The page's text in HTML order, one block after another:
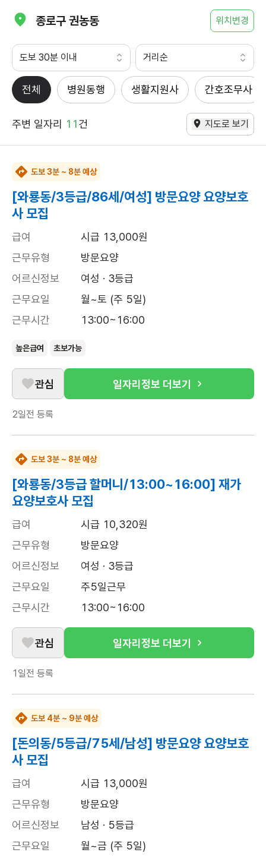
종로구 권농동 위치변경
도보 30분 이내 거리순
전체 병원동행 생활지원사 간호조무사
주변 일자리 11건 지도로 보기
도보 3분 ~ 8분 예상
[와룡동/3등급/86세/여성] 방문요양 요양보호
사 모집
급여
시급 13,000원
근무유형
방문요양
어르신정보
여성 · 3등급
근무요일
월~토 (주 5일)
근무시간
13:00~16:00
높은급여 초보가능
관심 일자리정보 더보기
2일전 등록
도보 3분 ~ 8분 예상
[와룡동/3등급 할머니/13:00~16:00] 재가
요양보호사 모집
급여
시급 10,320원
근무유형
방문요양
어르신정보
여성 · 3등급
근무요일
주5일근무
근무시간
13:00~16:00
관심 일자리정보 더보기
1일전 등록
도보 4분 ~ 9분 예상
[돈의동/5등급/75세/남성] 방문요양 요양보호
사 모집
급여
시급 13,000원
근무유형
방문요양
어르신정보
남성 · 5등급
근무요일
월~금 (주 5일)